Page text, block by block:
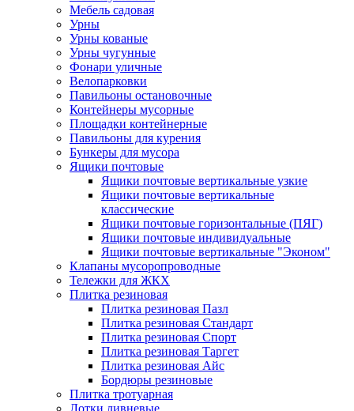
Мебель садовая
Урны
Урны кованые
Урны чугунные
Фонари уличные
Велопарковки
Павильоны остановочные
Контейнеры мусорные
Площадки контейнерные
Павильоны для курения
Бункеры для мусора
Ящики почтовые
Ящики почтовые вертикальные узкие
Ящики почтовые вертикальные
классические
Ящики почтовые горизонтальные (ПЯГ)
Ящики почтовые индивидуальные
Ящики почтовые вертикальные "Эконом"
Клапаны мусоропроводные
Тележки для ЖКХ
Плитка резиновая
Плитка резиновая Пазл
Плитка резиновая Стандарт
Плитка резиновая Спорт
Плитка резиновая Таргет
Плитка резиновая Айс
Бордюры резиновые
Плитка тротуарная
Лотки ливневые